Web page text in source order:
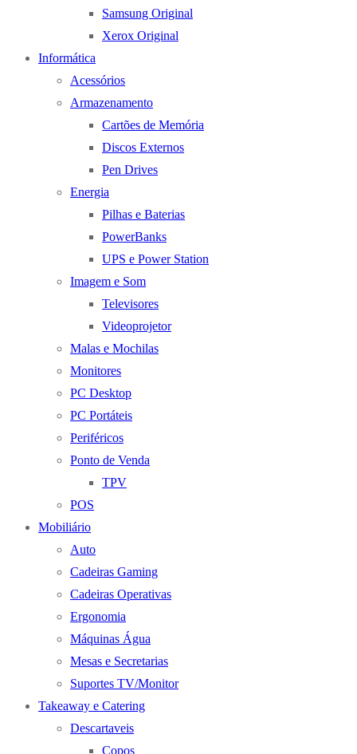
Samsung Original
Xerox Original
Informática
Acessórios
Armazenamento
Cartões de Memória
Discos Externos
Pen Drives
Energia
Pilhas e Baterias
PowerBanks
UPS e Power Station
Imagem e Som
Televisores
Videoprojetor
Malas e Mochilas
Monitores
PC Desktop
PC Portáteis
Periféricos
Ponto de Venda
TPV
POS
Mobiliário
Auto
Cadeiras Gaming
Cadeiras Operativas
Ergonomia
Máquinas Água
Mesas e Secretarias
Suportes TV/Monitor
Takeaway e Catering
Descartaveis
Copos